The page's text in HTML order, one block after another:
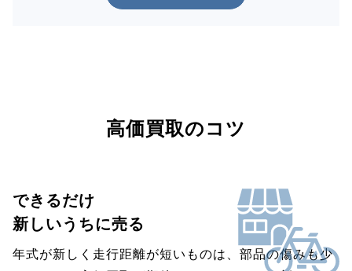
高価買取のコツ
できるだけ
新しいうちに売る
年式が新しく走行距離が短いものは、部品の傷みも少